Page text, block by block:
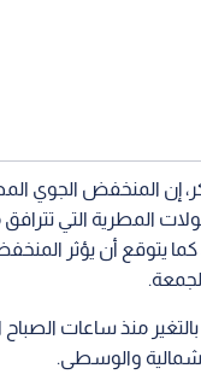
المنخفض الجوي
المطرية التي
كما يتوقع أن يؤثر
منذ ساعات الصباح
والوسطى.